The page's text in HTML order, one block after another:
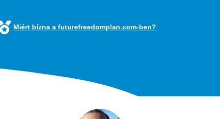
Miért bízna a futurefreedomplan.com-ben?